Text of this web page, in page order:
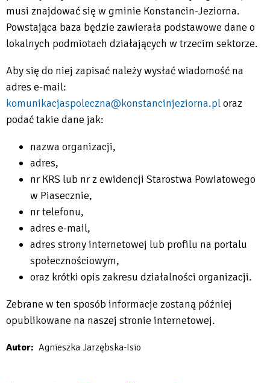
musi znajdować się w gminie Konstancin-Jeziorna.
Powstająca baza będzie zawierała podstawowe dane o
lokalnych podmiotach działających w trzecim sektorze.
Aby się do niej zapisać należy wysłać wiadomość na
adres e-mail:
komunikacjaspoleczna@konstancinjeziorna.ploraz
podać takie dane jak:
nazwa organizacji,
adres,
nr KRS lub nr z ewidencji Starostwa Powiatowego
w Piasecznie,
nr telefonu,
adres e-mail,
adres strony internetowej lub profilu na portalu
społecznościowym,
oraz krótki opis zakresu działalności organizacji.
Zebrane w ten sposób informacje zostaną później
opublikowane na naszej stronie internetowej.
Autor Agnieszka Jarzębska-Isio